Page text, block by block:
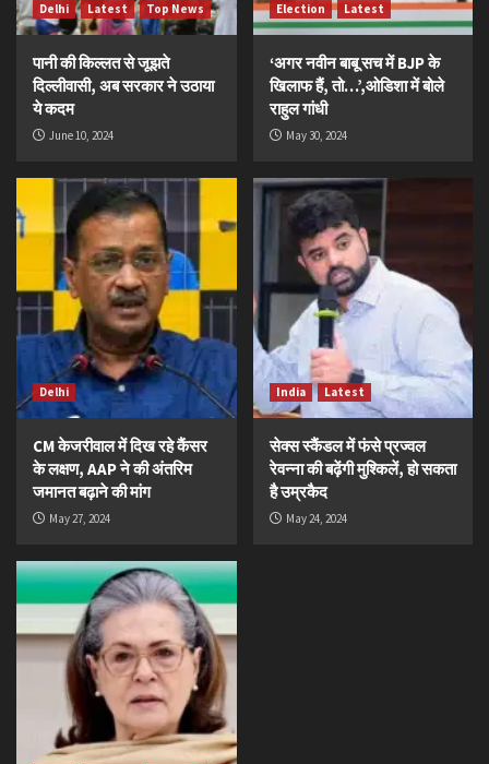
Delhi Latest Top News
पानी की किल्लत से जूझते
दिल्लीवासी, अब सरकार ने उठाया
ये कदम
June 10, 2024
Election Latest
‘अगर नवीन बाबू सच में BJP के
खिलाफ हैं, तो…’,ओडिशा में बोले
राहुल गांधी
May 30, 2024
Delhi
CM केजरीवाल में दिख रहे कैंसर
के लक्षण, AAP ने की अंतरिम
जमानत बढ़ाने की मांग
May 27, 2024
India Latest
सेक्स स्कैंडल में फंसे प्रज्वल
रेवन्ना की बढ़ेंगी मुश्किलें, हो सकता
है उम्रकैद
May 24, 2024